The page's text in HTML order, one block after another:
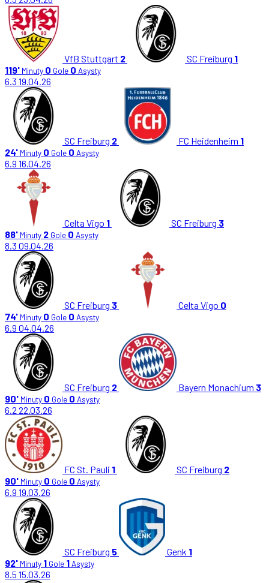
VfB Stuttgart 2 SC Freiburg 1
119' Minuty 0 Gole 0 Asysty
6.3 19.04.26
SC Freiburg 2 FC Heidenheim 1
24' Minuty 0 Gole 0 Asysty
6.9 16.04.26
Celta Vigo 1 SC Freiburg 3
88' Minuty 2 Gole 0 Asysty
8.3 09.04.26
SC Freiburg 3 Celta Vigo 0
74' Minuty 0 Gole 0 Asysty
6.9 04.04.26
SC Freiburg 2 Bayern Monachium 3
90' Minuty 0 Gole 0 Asysty
6.2 22.03.26
FC St. Pauli 1 SC Freiburg 2
90' Minuty 0 Gole 0 Asysty
6.9 19.03.26
SC Freiburg 5 Genk 1
92' Minuty 1 Gole 1Asysty
8.5 15.03.26